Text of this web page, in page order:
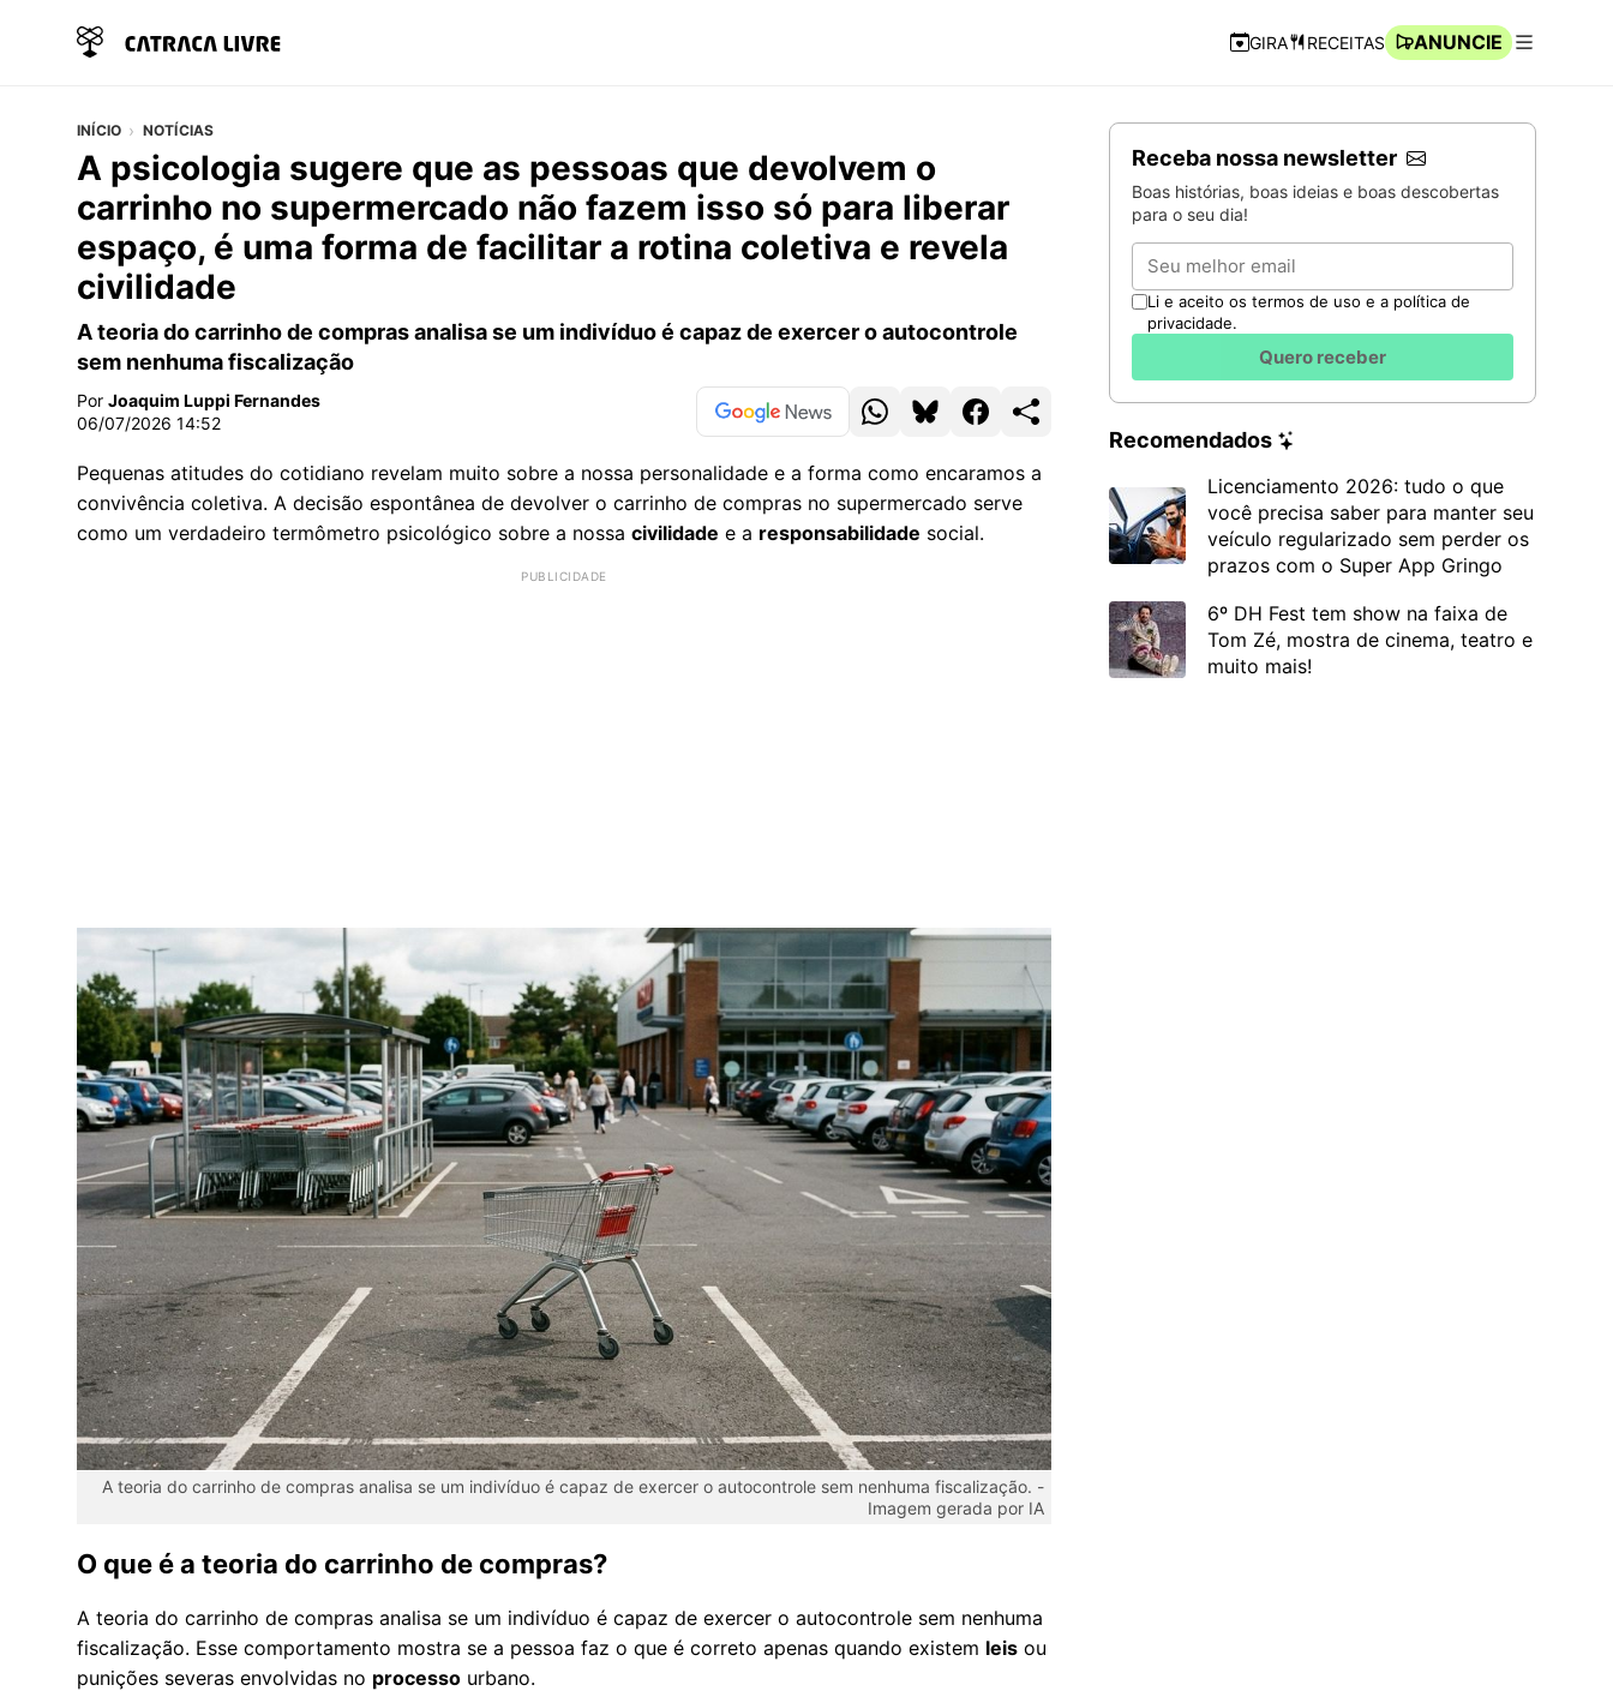
Navegação Rápida
GIRA RECEITAS
ANUNCIE
INÍCIO NOTÍCIAS
A psicologia sugere que as pessoas que devolvem o
carrinho no supermercado não fazem isso só para liberar
espaço, é uma forma de facilitar a rotina coletiva e revela
civilidade
A teoria do carrinho de compras analisa se um indivíduo é capaz de exercer o autocontrole
sem nenhuma fiscalização
Por Joaquim Luppi Fernandes
06/07/2026 14:52
Pequenas atitudes do cotidiano revelam muito sobre a nossa personalidade e a forma como encaramos a
convivência coletiva. A decisão espontânea de devolver o carrinho de compras no supermercado serve
como um verdadeiro termômetro psicológico sobre a nossa civilidade e a responsabilidade social.
A teoria do carrinho de compras analisa se um indivíduo é capaz de exercer o autocontrole sem nenhuma fiscalização. -
Imagem gerada por IA
O que é a teoria do carrinho de compras?
A teoria do carrinho de compras analisa se um indivíduo é capaz de exercer o autocontrole sem nenhuma
fiscalização. Esse comportamento mostra se a pessoa faz o que é correto apenas quando existem leis ou
punições severas envolvidas no processo urbano.
Receba nossa newsletter
Boas histórias, boas ideias e boas descobertas
para o seu dia!
Email
Li e aceito os termos de uso e a política de
privacidade.
Quero receber
Recomendados
Licenciamento 2026: tudo o que
você precisa saber para manter seu
veículo regularizado sem perder os
prazos com o Super App Gringo
6º DH Fest tem show na faixa de
Tom Zé, mostra de cinema, teatro e
muito mais!